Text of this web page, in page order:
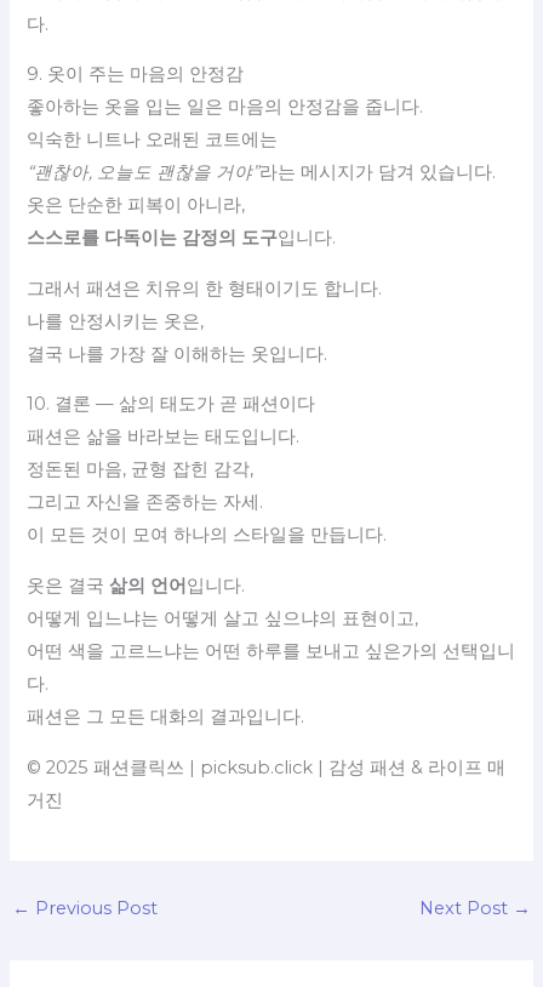
다.
9. 옷이 주는 마음의 안정감
좋아하는 옷을 입는 일은 마음의 안정감을 줍니다.
익숙한 니트나 오래된 코트에는
“괜찮아, 오늘도 괜찮을 거야”라는 메시지가 담겨 있습니다.
옷은 단순한 피복이 아니라,
스스로를 다독이는 감정의 도구입니다.
그래서 패션은 치유의 한 형태이기도 합니다.
나를 안정시키는 옷은,
결국 나를 가장 잘 이해하는 옷입니다.
10. 결론 — 삶의 태도가 곧 패션이다
패션은 삶을 바라보는 태도입니다.
정돈된 마음, 균형 잡힌 감각,
그리고 자신을 존중하는 자세.
이 모든 것이 모여 하나의 스타일을 만듭니다.
옷은 결국삶의 언어 입니다.
어떻게 입느냐는 어떻게 살고 싶으냐의 표현이고,
어떤 색을 고르느냐는 어떤 하루를 보내고 싶은가의 선택입니
다.
패션은 그 모든 대화의 결과입니다.
© 2025 패션클릭쓰 | picksub.click | 감성 패션 & 라이프 매
거진
← Previous Post Next Post →